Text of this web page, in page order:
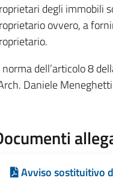
degli immobili
ovvero, a
dell’articolo 8
Daniele
Avviso sostituitivo